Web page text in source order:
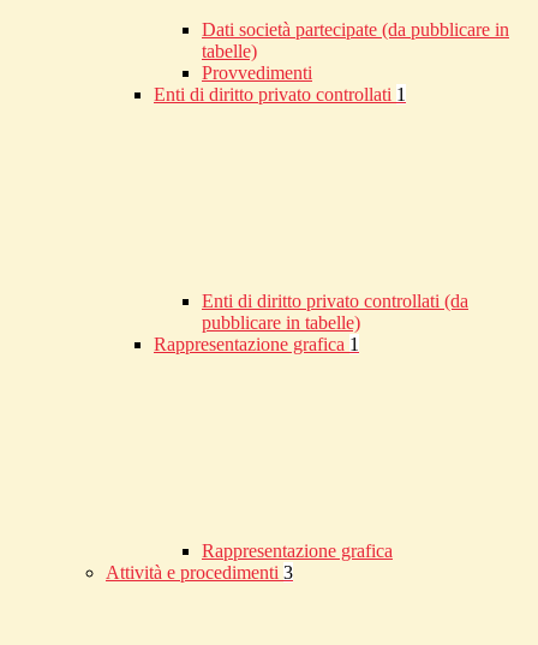
Dati società partecipate (da pubblicare in
tabelle)
Provvedimenti
Enti di diritto privato controllati 1
Enti di diritto privato controllati (da
pubblicare in tabelle)
Rappresentazione grafica 1
Rappresentazione grafica
Attività e procedimenti 3